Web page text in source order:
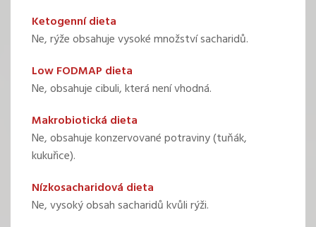
Ketogenní dieta
Ne, rýže obsahuje vysoké množství sacharidů.
Low FODMAP dieta
Ne, obsahuje cibuli, která není vhodná.
Makrobiotická dieta
Ne, obsahuje konzervované potraviny (tuňák,
kukuřice).
Nízkosacharidová dieta
Ne, vysoký obsah sacharidů kvůli rýži.